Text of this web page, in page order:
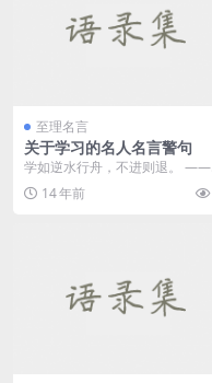
至理名言
关于学习的名人名言警句
学如逆水行舟，不进则退。 ——
《增广贤文》 ...
14 年前